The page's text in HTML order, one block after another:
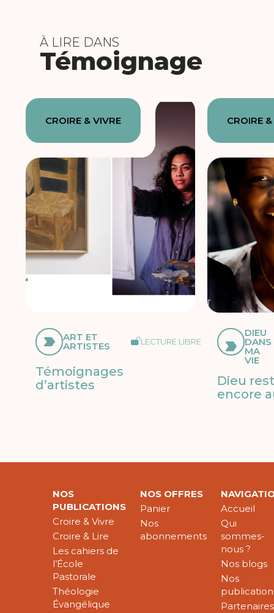
À LIRE DANS
Témoignage
CROIRE & VIVRE
ART ET
ARTISTES LECTURE LIBRE
Témoignages
d’artistes
CROIRE
DIEU
DANS
MA
VIE
Dieu
encore
NOS
PUBLICATIONS
Croire & Vivre
Croire & Lire
Les cahiers de
l’École
Pastorale
Théologie
Évangélique
NOS OFFRES
Panier
Nos
abonnements
Accueil
Qui
sommes-
nous ?
Nos blogs
Nos
Partenaires